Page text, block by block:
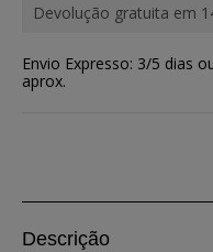
Devolução gratuita em
Envio Expresso: 3/5 dias
aprox.
Descrição